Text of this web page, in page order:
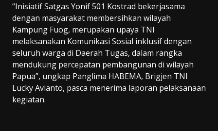
“Inisiatif Satgas Yonif 501 Kostrad bekerjasama
dengan masyarakat membersihkan wilayah
Kampung Fuog, merupakan upaya TNI
melaksanakan Komunikasi Sosial inklusif dengan
seluruh warga di Daerah Tugas, dalam rangka
mendukung percepatan pembangunan di wilayah
Papua”, ungkap Panglima HABEMA, Brigjen TNI
Lucky Avianto, pasca menerima laporan pelaksanaan
kegiatan.